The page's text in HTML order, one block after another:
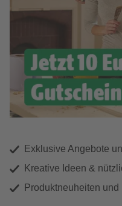
Exklusive Angebote
Kreative Ideen &
Produktneuheiten